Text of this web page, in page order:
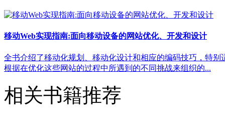
移动Web实现指南:面向移动设备的网站优化、开发和设计
全书介绍了移动化规划、移动化设计和相应的编码技巧，特
根据在优化这些网站的过程中所遇到的不同挑战来组织的...
相关书籍推荐